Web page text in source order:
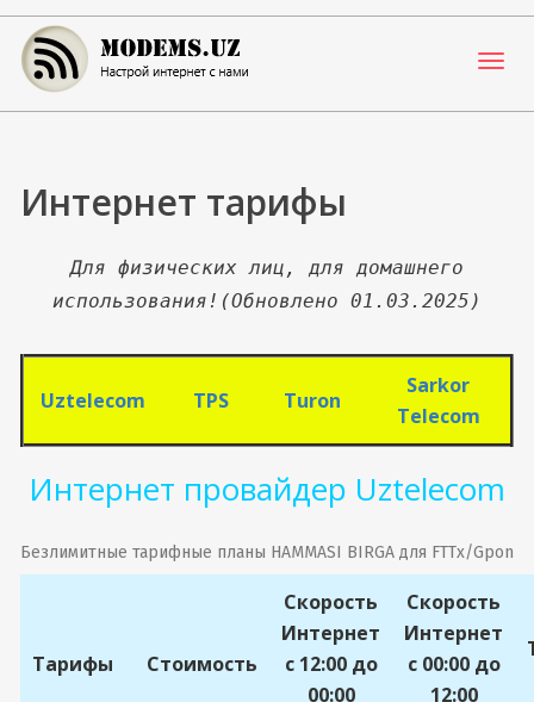
content
Настрой Интернет с нами
Интернет тарифы
Для физических лиц, для домашнего
использования!(Обновлено 01.03.2025)
Uztelecom TPS Turon
Sarkor
Telecom
Интернет провайдер Uztelecom
Безлимитные тарифные планы HAMMASI BIRGA для FTTx/Gpon
Тарифы Стоимость
Скорость
Интернет
c 12:00 до
00:00
Скорость
Интернет
c 00:00 до
12:00